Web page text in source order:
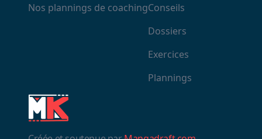
Nos plannings de coachingConseils
Dossiers
Exercices
Plannings